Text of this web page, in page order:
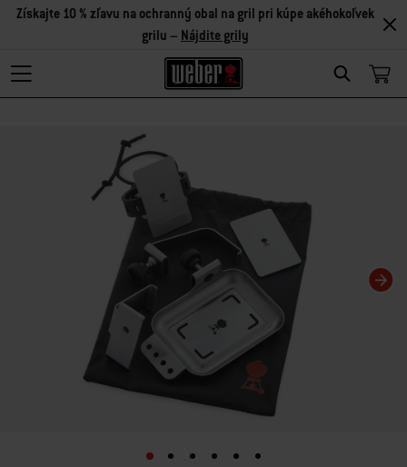
Search
Získajte 10 % zľavu na ochranný obal na gril pri kúpe akéhokoľvek
grilu – Nájdite grily
Zmenou aktuálnej snímky tohto karuselu sa zmení aktuálna snímka